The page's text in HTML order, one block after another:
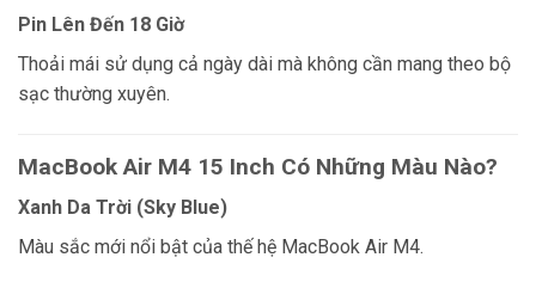
Pin Lên Đến 18 Giờ
Thoải mái sử dụng cả ngày dài mà không cần mang theo bộ
sạc thường xuyên.
MacBook Air M4 15 Inch Có Những Màu Nào?
Xanh Da Trời (Sky Blue)
Màu sắc mới nổi bật của thế hệ MacBook Air M4.